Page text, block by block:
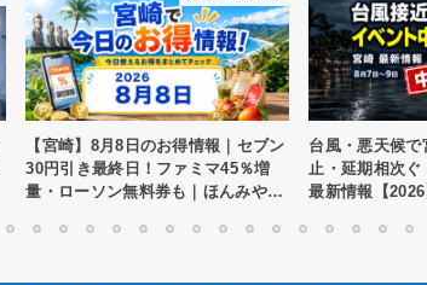
台風・悪天候で宮崎県内イベント中
止・延期相次ぐ｜8月7日・8日・9日
最新情報【2026】｜ほんみや宮崎
【熊本地震】
支援できます
税の代理寄附を